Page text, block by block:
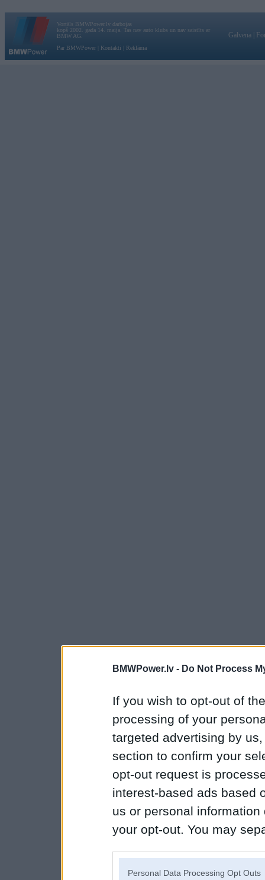
BMWPower.lv - Do Not Process
If you wish to opt-out of
processing of your
targeted advertising by
section to confirm your
opt-out request is
interest-based ads based
us or personal
your opt-out. You may
Personal Data Processing Opt Outs
Vortāls BMWPower.lv darbojas
kopš 2002. gada 14. maija. Tas nav auto klubs un nav saistīts ar
BMW AG.
Par BMWPower
Kontakti Reklāma
Galvena